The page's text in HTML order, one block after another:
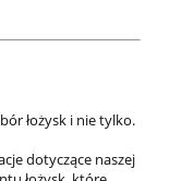
łożysk i nie tylko.
dotyczące naszej